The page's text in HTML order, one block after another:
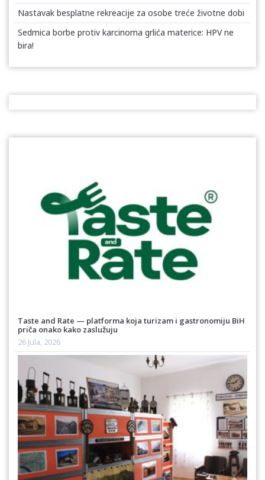
Nastavak besplatne rekreacije za osobe treće životne dobi
Sedmica borbe protiv karcinoma grlića materice: HPV ne
bira!
Taste and Rate — platforma koja turizam i gastronomiju BiH
priča onako kako zaslužuju
26 Jula, 2026